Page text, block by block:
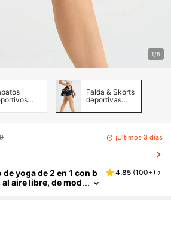
1/5
Falda & Skorts
deportivas
¡Últimos 3 días
yoga de 2 en 1 con b
aire libre, de mod
4.85 (100+)